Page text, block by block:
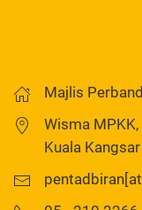
Majlis
Wisma
Kuala Kangsar